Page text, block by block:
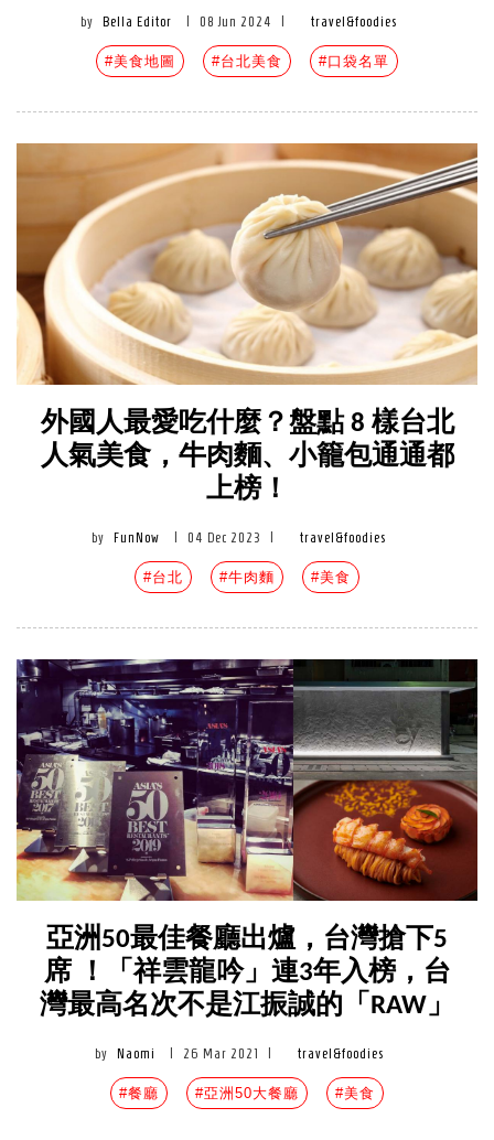
by Bella Editor 08 Jun 2024 travel&foodies
#美食地圖 #台北美食 #口袋名單
外國人最愛吃什麼？盤點 8 樣台北
人氣美食，牛肉麵、小籠包通通都
上榜！
by FunNow 04 Dec 2023 travel&foodies
#台北 #牛肉麵 #美食
亞洲50最佳餐廳出爐，台灣搶下5
席 ！「祥雲龍吟」連3年入榜，台
灣最高名次不是江振誠的「RAW」
by Naomi 26 Mar 2021 travel&foodies
#餐廳 #亞洲50大餐廳 #美食